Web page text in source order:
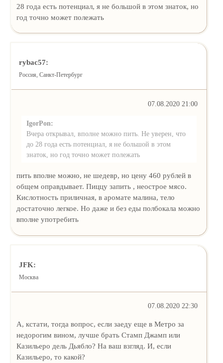
28 года есть потенциал, я не большой в этом знаток, но
год точно может полежать
rybac57:
Россия, Санкт-Петербург
07.08.2020 21:00
IgorPon:
Вчера открывал, вполне можно пить. Не уверен, что
до 28 года есть потенциал, я не большой в этом
знаток, но год точно может полежать
пить вполне можно, не шедевр, но цену 460 рублей в
общем оправдывает. Пиццу запить , неострое мясо.
Кислотность приличная, в аромате малина, тело
достаточно легкое. Но даже и без еды полбокала можно
вполне употребить
JFK:
Москва
07.08.2020 22:30
А, кстати, тогда вопрос, если заеду еще в Метро за
недорогим вином, лучше брать Стамп Джамп или
Казильеро дель Дьябло? На ваш взгляд. И, если
Казильеро, то какой?